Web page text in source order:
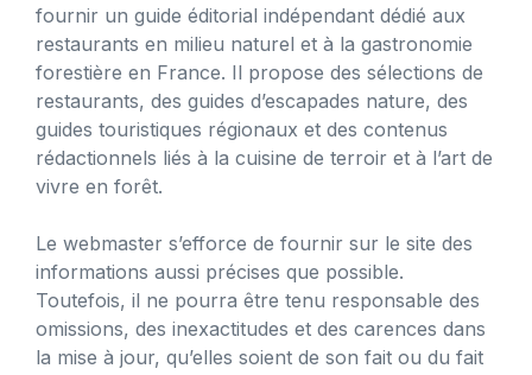
fournir un guide éditorial indépendant dédié aux
restaurants en milieu naturel et à la gastronomie
forestière en France. Il propose des sélections de
restaurants, des guides d’escapades nature, des
guides touristiques régionaux et des contenus
rédactionnels liés à la cuisine de terroir et à l’art de
vivre en forêt.
Le webmaster s’efforce de fournir sur le site des
informations aussi précises que possible.
Toutefois, il ne pourra être tenu responsable des
omissions, des inexactitudes et des carences dans
la mise à jour, qu’elles soient de son fait ou du fait